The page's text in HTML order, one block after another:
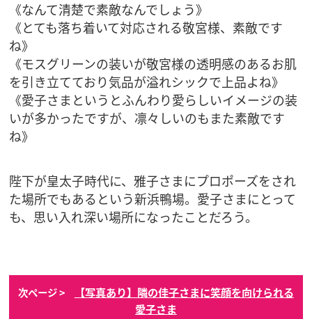
《なんて清楚で素敵なんでしょう》
《とても落ち着いて対応される敬宮様、素敵です
ね》
《モスグリーンの装いが敬宮様の透明感のあるお肌
を引き立てており気品が溢れシックで上品よね》
《愛子さまというとふんわり愛らしいイメージの装
いが多かったですが、凛々しいのもまた素敵です
ね》
陛下が皇太子時代に、雅子さまにプロポーズをされ
た場所でもあるという新浜鴨場。愛子さまにとって
も、思い入れ深い場所になったことだろう。
次ページ >
【写真あり】隣の佳子さまに笑顔を向けられる
愛子さま